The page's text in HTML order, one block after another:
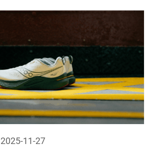
2025-11-27